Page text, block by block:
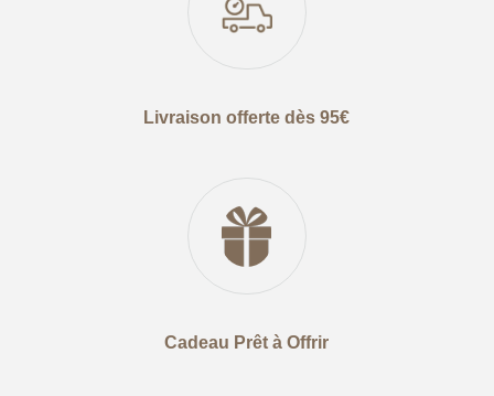
Livraison offerte dès 95€
Cadeau Prêt à Offrir